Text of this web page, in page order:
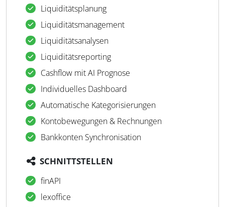
Liquiditätsplanung
Liquiditätsmanagement
Liquiditätsanalysen
Liquiditätsreporting
Cashflow mit AI Prognose
Individuelles Dashboard
Automatische Kategorisierungen
Kontobewegungen & Rechnungen
Bankkonten Synchronisation
SCHNITTSTELLEN
finAPI
lexoffice